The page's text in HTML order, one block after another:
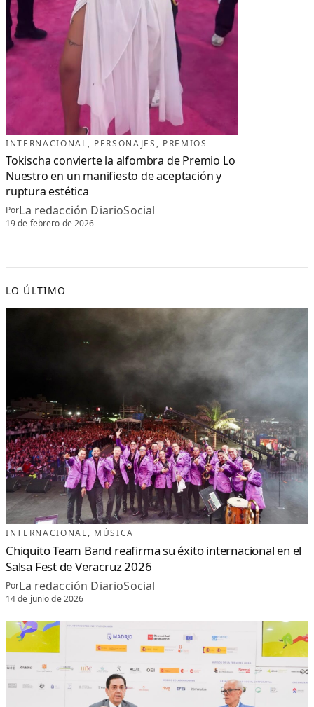
INTERNACIONAL, PERSONAJES , PREMIOS
Tokischa convierte la alfombra de Premio Lo
Nuestro en un manifiesto de aceptación y
ruptura estética
PorLa redacción DiarioSocial
19 de febrero de 2026
LO ÚLTIMO
INTERNACIONAL, MÚSICA
Chiquito Team Band reafirma su éxito internacional en el
Salsa Fest de Veracruz 2026
PorLa redacción DiarioSocial
14 de junio de 2026